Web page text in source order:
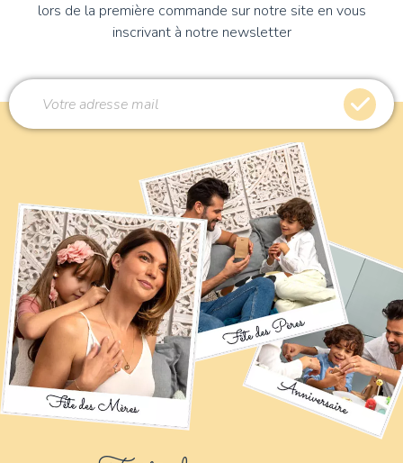
lors de la première commande sur notre site en vous
inscrivant à notre newsletter